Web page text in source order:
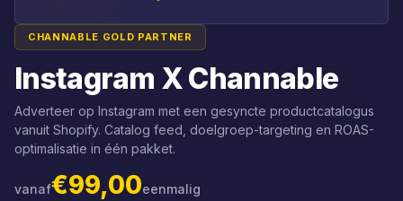
CHANNABLE GOLD PARTNER
Instagram X Channable
Adverteer op Instagram met een gesyncte productcatalogus
vanuit Shopify. Catalog feed, doelgroep-targeting en ROAS-
optimalisatie in één pakket.
vanaf€99,00eenmalig